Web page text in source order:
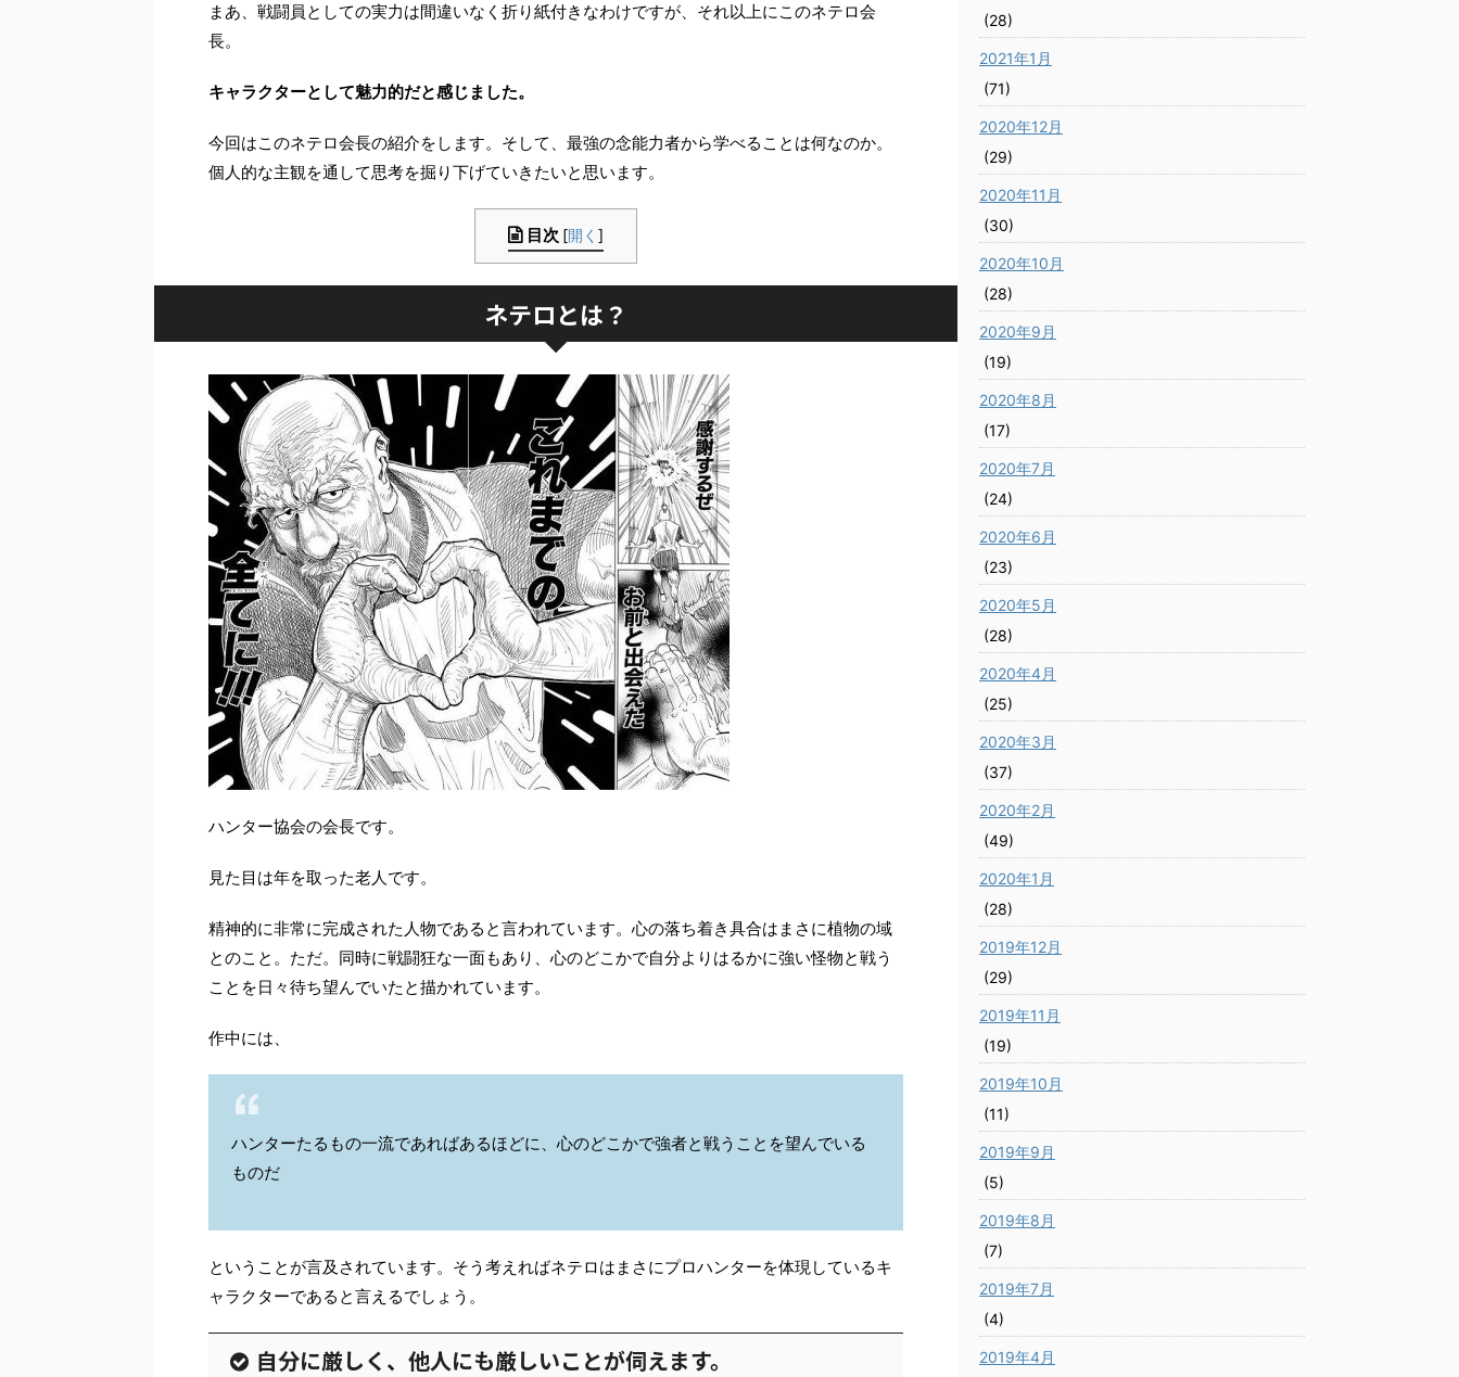
まあ、戦闘員としての実力は間違いなく折り紙付きなわけですが、それ以上にこのネテロ会
長。
キャラクターとして魅力的だと感じました。
今回はこのネテロ会長の紹介をします。そして、最強の念能力者から学べることは何なのか。
個人的な主観を通して思考を掘り下げていきたいと思います。
目次 [開く ]
ネテロとは？
ハンター協会の会長です。
見た目は年を取った老人です。
精神的に非常に完成された人物であると言われています。心の落ち着き具合はまさに植物の域
とのこと。ただ。同時に戦闘狂な一面もあり、心のどこかで自分よりはるかに強い怪物と戦う
ことを日々待ち望んでいたと描かれています。
作中には、
ハンターたるもの一流であればあるほどに、心のどこかで強者と戦うことを望んでいる
ものだ
ということが言及されています。そう考えればネテロはまさにプロハンターを体現しているキ
ャラクターであると言えるでしょう。
自分に厳しく、他人にも厳しいことが伺えます。
(28)
2021年1月
(71)
2020年12月
(29)
2020年11月
(30)
2020年10月
(28)
2020年9月
(19)
2020年8月
(17)
2020年7月
(24)
2020年6月
(23)
2020年5月
(28)
2020年4月
(25)
2020年3月
(37)
2020年2月
(49)
2020年1月
(28)
2019年12月
(29)
2019年11月
(19)
2019年10月
(11)
2019年9月
(5)
2019年8月
(7)
2019年7月
(4)
2019年4月